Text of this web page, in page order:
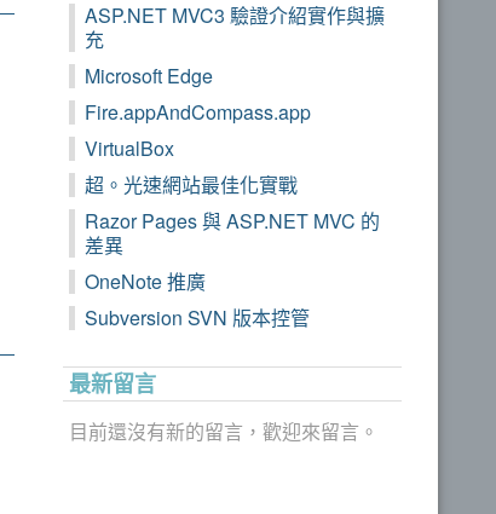
ASP.NET MVC3 驗證介紹實作與擴
充
Microsoft Edge
Fire.appAndCompass.app
VirtualBox
超。光速網站最佳化實戰
Razor Pages 與 ASP.NET MVC 的
差異
OneNote 推廣
Subversion SVN 版本控管
最新留言
目前還沒有新的留言，歡迎來留言。